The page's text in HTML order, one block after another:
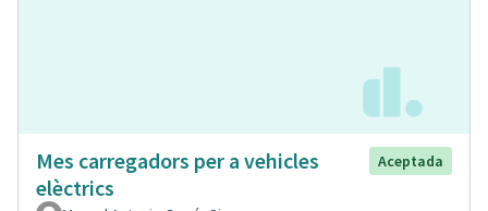
Mes carregadors per a vehicles
elèctrics
Aceptada